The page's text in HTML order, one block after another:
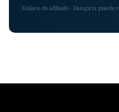
Enlace de afiliado · Dataprix